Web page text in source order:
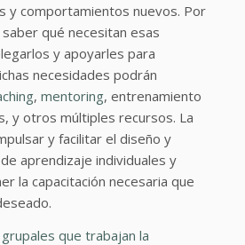
y comportamientos nuevos. Por
qué necesitan esas
y apoyarles para
necesidades podrán
, mentoring, entrenamiento
y otros múltiples recursos. La
y facilitar el diseño y
aprendizaje individuales y
la capacitación necesaria que
que trabajan la